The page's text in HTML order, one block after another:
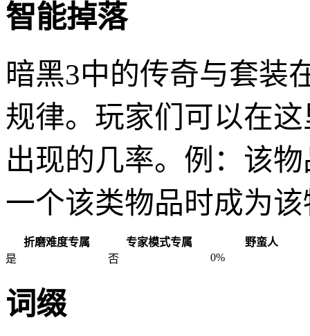
智能掉落
暗黑3中的传奇与套装
规律。玩家们可以在
出现的几率。例：该
一个该类物品时成为
折磨难度专属 专家模式专属
野蛮人
是
否 0%
词缀